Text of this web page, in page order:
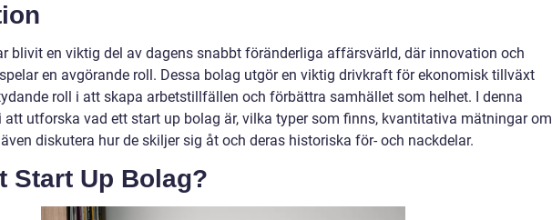
blivit en viktig del av dagens snabbt föränderliga affärsvärld, där innovation och
en avgörande roll. Dessa bolag utgör en viktig drivkraft för ekonomisk tillväxt
roll i att skapa arbetstillfällen och förbättra samhället som helhet. I denna
att utforska vad ett start up bolag är, vilka typer som finns, kvantitativa mätningar om
diskutera hur de skiljer sig åt och deras historiska för- och nackdelar.
Start Up Bolag?